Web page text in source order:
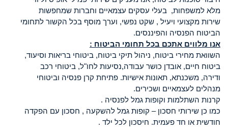
מלא למשפחות, בעלי עסקים עצמאיים וחברות שמחפשות
שירות מקצועי ויעיל , שקט נפשי, וערך מוסף בכל הקשור לתחומי
הביטוח הפנסיה והפיננסים.
אנו מלווים אתכם בכל תחומי הביטוח :
השוואת מחירי ביטוח, ניהול תיקי ביטוח, ביטוחי בריאות וסיעוד,
ביטוח חיים, אובדן כושר עבודה,נסיעות לחו"ל, ביטוחי רכב
ודירה, משכנתא, תאונות אישיות. פתיחת קרן פנסיה וביטוחי
מנהלים לעצמאיים ושכירים.
קרנות השתלמות וקופות גמל לפנסיה .
כמו כן שירותי חסכון – קופות גמל להשקעה , חסכון עם הפקדה
חודשית או חד פעמית. חיסכון לכל ילד .